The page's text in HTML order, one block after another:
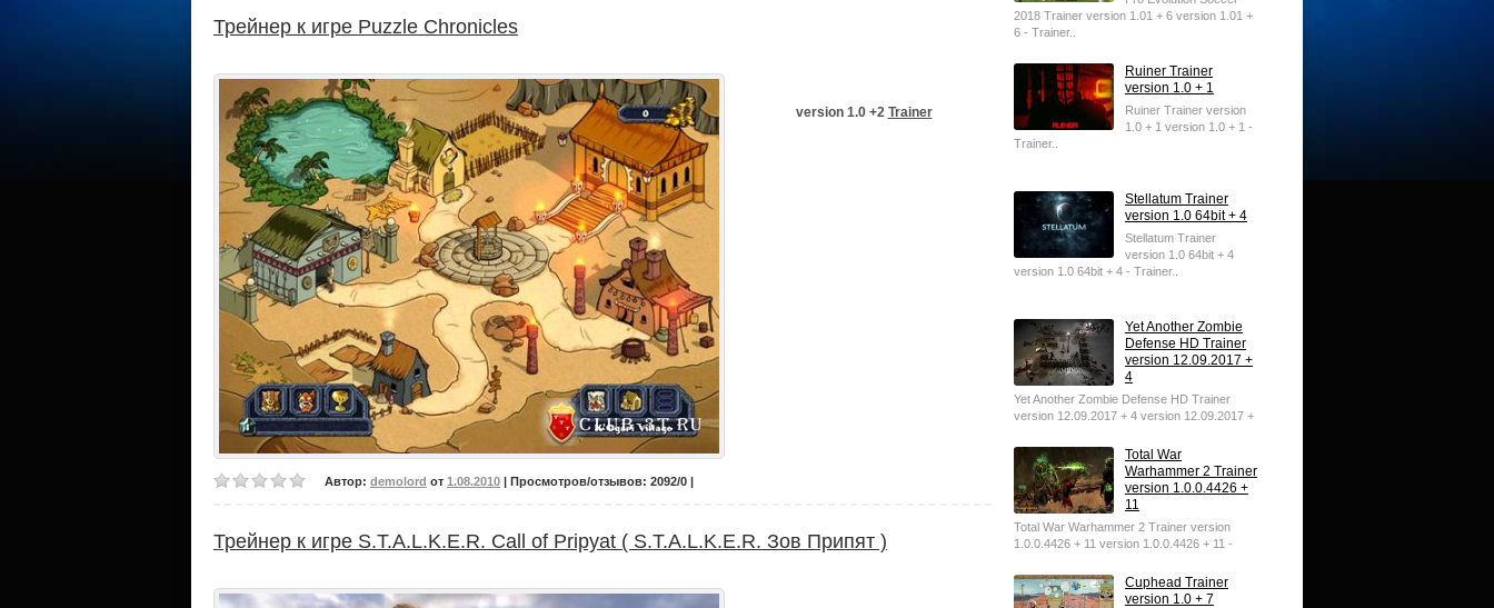
Трейнер к игре Puzzle Chronicles
version 1.0 +2 Trainer
Автор: demolord от 1.08.2010 | Просмотров/отзывов: 2092/0 |
Трейнер к игре S.T.A.L.K.E.R. Call of Pripyat ( S.T.A.L.K.E.R. Зов Припят )
2018 Trainer version 1.01 + 6 version 1.01 +
6 - Trainer..
Ruiner Trainer
version 1.0 + 1
Ruiner Trainer version
1.0 + 1 version 1.0 + 1 -
Trainer..
Stellatum Trainer
version 1.0 64bit + 4
Stellatum Trainer
version 1.0 64bit + 4
version 1.0 64bit + 4 - Trainer..
Yet Another Zombie
Defense HD Trainer
version 12.09.2017 +
4
Yet Another Zombie Defense HD Trainer
version 12.09.2017 + 4 version 12.09.2017 +
Total War
Warhammer 2 Trainer
version 1.0.0.4426 +
11
Total War Warhammer 2 Trainer version
1.0.0.4426 + 11 version 1.0.0.4426 + 11 -
Cuphead Trainer
version 1.0 + 7